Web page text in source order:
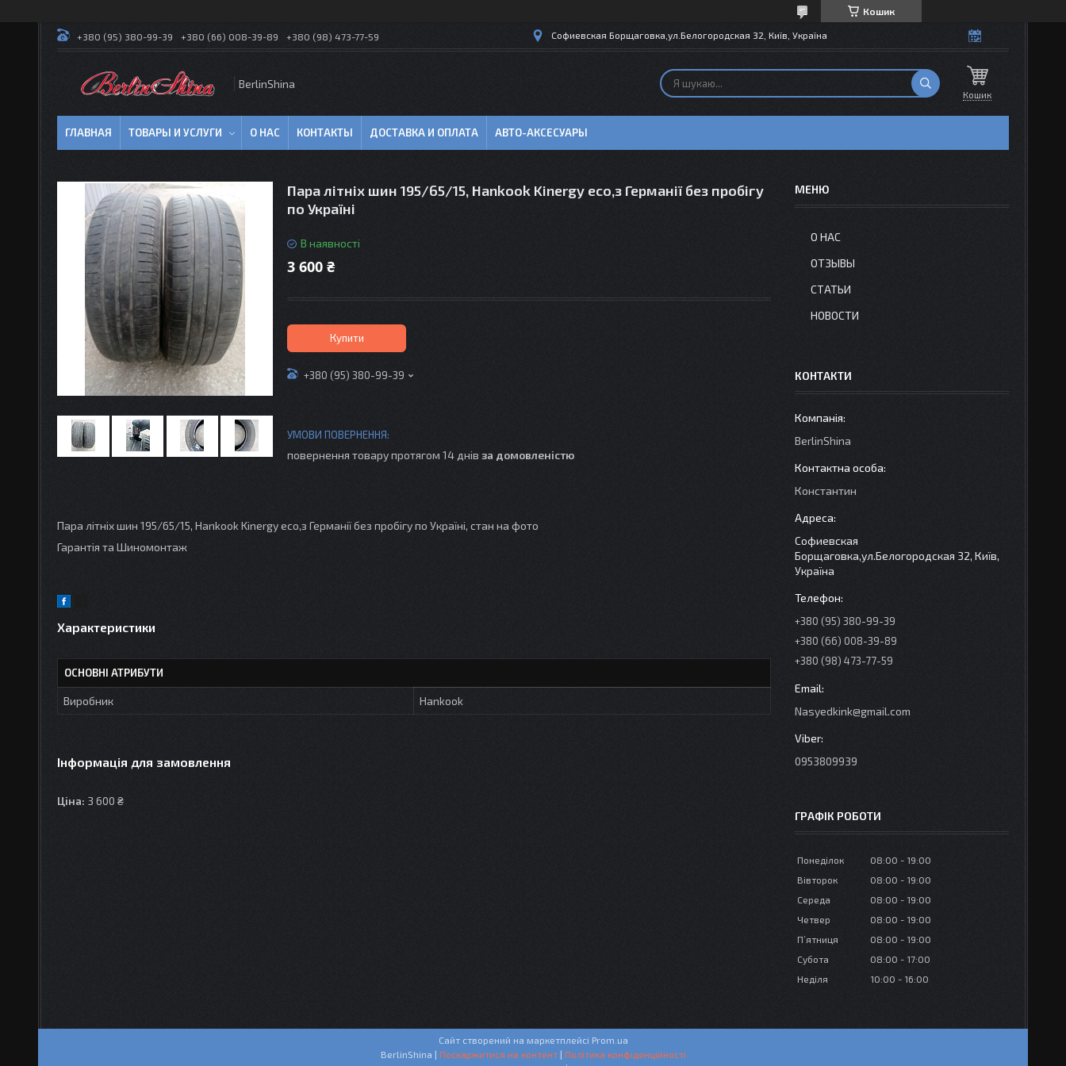
Кошик
+380 (95) 380-99-39 +380 (66) 008-39-89 +380 (98) 473-77-59 Софиевская Борщаговка,ул.Белогородская 32, Київ, Україна
BerlinShina
Кошик
ГЛАВНАЯ ТОВАРЫ И УСЛУГИ О НАС КОНТАКТЫ ДОСТАВКА И ОПЛАТА АВТО-АКСЕСУАРЫ
Пара літніх шин 195/65/15, Hankook Kinergy eco,з Германії без пробігу
по Україні
В наявності
3 600 ₴
Купити
+380 (95) 380-99-39
повернення товару протягом 14 днів за домовленістю
Пара літніх шин 195/65/15, Hankook Kinergy eco,з Германії без пробігу по Україні, стан на фото
Гарантія та Шиномонтаж
Характеристики
ОСНОВНІ АТРИБУТИ
Виробник Hankook
Інформація для замовлення
Ціна: 3 600 ₴
О НАС
ОТЗЫВЫ
СТАТЬИ
НОВОСТИ
КОНТАКТИ
BerlinShina
Константин
Софиевская
Борщаговка,ул.Белогородская 32, Київ,
Україна
+380 (95) 380-99-39
+380 (66) 008-39-89
+380 (98) 473-77-59
Nasyedkink@gmail.com
0953809939
ГРАФІК РОБОТИ
Понеділок 08:00
19:00
Вівторок
08:00
19:00
Середа
08:00
19:00
Четвер
08:00
19:00
Пʼятниця
08:00
19:00
Субота
08:00
17:00
Неділя
10:00 16:00
Сайт створений на маркетплейсі Prom.ua
BerlinShina | Поскаржитися на контент | Політика конфіденційності